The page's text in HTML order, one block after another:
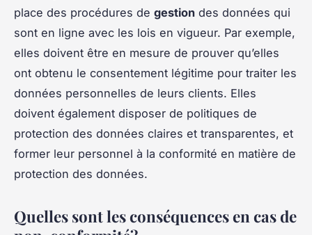
place des procédures de gestion des données qui
sont en ligne avec les lois en vigueur. Par exemple,
elles doivent être en mesure de prouver qu’elles
ont obtenu le consentement légitime pour traiter les
données personnelles de leurs clients. Elles
doivent également disposer de politiques de
protection des données claires et transparentes, et
former leur personnel à la conformité en matière de
protection des données.
Quelles sont les conséquences en cas de